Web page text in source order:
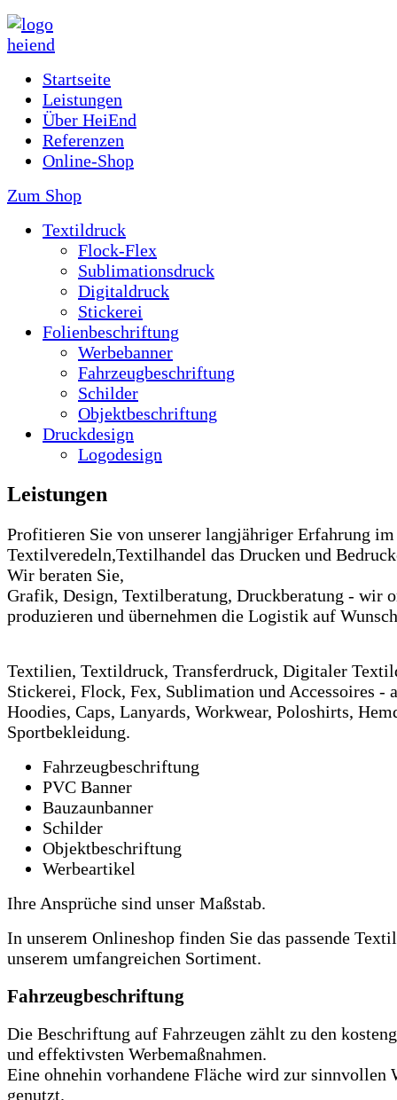
Startseite
Leistungen
Über HeiEnd
Referenzen
Online-Shop
Zum Shop
Textildruck
Flock-Flex
Sublimationsdruck
Digitaldruck
Stickerei
Folienbeschriftung
Werbebanner
Fahrzeugbeschriftung
Schilder
Objektbeschriftung
Druckdesign
Logodesign
Leistungen
Profitieren Sie von unserer langjähriger Erfahrung im
Textilveredeln,Textilhandel das Drucken und
Wir beraten Sie,
Grafik, Design, Textilberatung, Druckberatung - wir
produzieren und übernehmen die Logistik auf
Textilien, Textildruck, Transferdruck, Digitaler
Stickerei, Flock, Fex, Sublimation und Accessoires -
Hoodies, Caps, Lanyards, Workwear, Poloshirts,
Sportbekleidung.
Fahrzeugbeschriftung
PVC Banner
Bauzaunbanner
Schilder
Objektbeschriftung
Werbeartikel
Ihre Ansprüche sind unser Maßstab.
In unserem Onlineshop finden Sie das passende
unserem umfangreichen Sortiment.
Fahrzeugbeschriftung
Die Beschriftung auf Fahrzeugen zählt zu den
und effektivsten Werbemaßnahmen.
Eine ohnehin vorhandene Fläche wird zur sinnvollen
genutzt.